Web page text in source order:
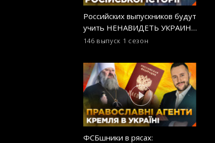
Российских выпускников будут
учить НЕНАВИДЕТЬ УКРАИНУ!
Новая история для старших
146 выпуск 1 сезон
ФСБшники в рясах: